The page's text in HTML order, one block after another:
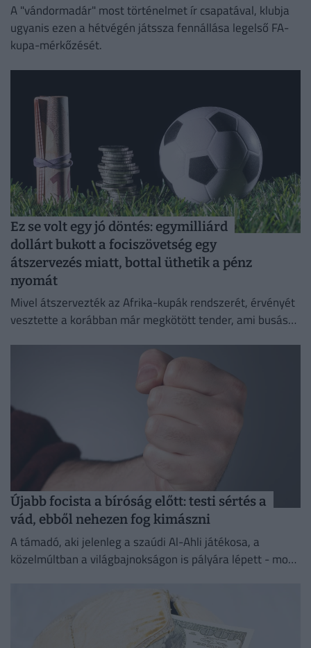
A "vándormadár" most történelmet ír csapatával, klubja
ugyanis ezen a hétvégén játssza fennállása legelső FA-
kupa-mérkőzését.
Ez se volt egy jó döntés: egymilliárd
dollárt bukott a fociszövetség egy
átszervezés miatt, bottal üthetik a pénz
nyomát
Mivel átszervezték az Afrika-kupák rendszerét, érvényét
vesztette a korábban már megkötött tender, ami busás
Újabb focista a bíróság előtt: testi sértés a
vád, ebből nehezen fog kimászni
A támadó, aki jelenleg a szaúdi Al-Ahli játékosa, a
közelmúltban a világbajnokságon is pályára lépett - most